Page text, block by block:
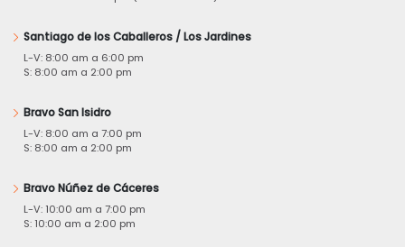
Santiago de los Caballeros / Los Jardines
L-V: 8:00 am a 6:00 pm
S: 8:00 am a 2:00 pm
Bravo San Isidro
L-V: 8:00 am a 7:00 pm
S: 8:00 am a 2:00 pm
Bravo Núñez de Cáceres
L-V: 10:00 am a 7:00 pm
S: 10:00 am a 2:00 pm